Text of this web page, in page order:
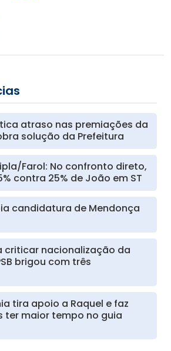
atraso nas premiações da
solução da Prefeitura
Farol: No confronto direto,
contra 25% de João em ST
candidatura de Mendonça
criticar nacionalização da
brigou com três
tira apoio a Raquel e faz
ter maior tempo no guia